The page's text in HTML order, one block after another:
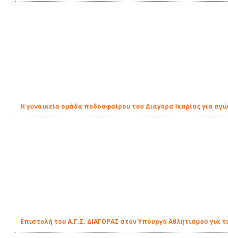
Η γυναικεία ομάδα ποδοσφαίρου του Διαγόρα Ικαρίας για
Επιστολή του Α.Γ.Σ. ΔΙΑΓΟΡΑΣ στον Υπουργό Αθλητισμού για